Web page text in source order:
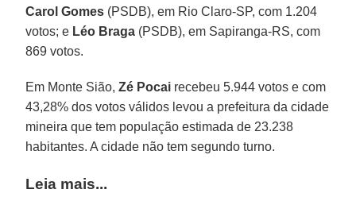
Carol Gomes (PSDB), em Rio Claro-SP, com 1.204
votos; e Léo Braga (PSDB), em Sapiranga-RS, com
869 votos.
Em Monte Sião,Zé Pocai recebeu 5.944 votos e com
43,28% dos votos válidos levou a prefeitura da cidade
mineira que tem população estimada de 23.238
habitantes. A cidade não tem segundo turno.
Leia mais...